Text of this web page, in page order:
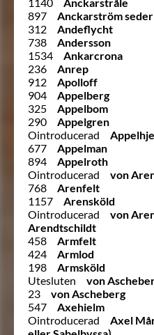
897
Anckarström
312
Andeflycht
738
Andersson
1534
Ankarcrona
236
Anrep
912
Apolloff
904
Appelberg
325
Appelbom
290
Appelgren
Ointroducerad
677
Appelman
894
Appelroth
Ointroducerad
von
768
Arenfelt
1157
Arensköld
Ointroducerad
von
Arendtschildt
458
Armfelt
424
Armlod
198
Armsköld
Utesluten
von
23
von Ascheberg
547
Axehielm
Ointroducerad
Axel